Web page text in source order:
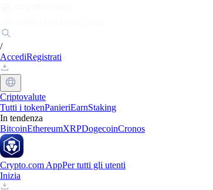
/
AccediRegistrati
Criptovalute
Tutti i tokenPanieriEarnStaking
In tendenza
BitcoinEthereumXRPDogecoinCronos
Crypto.com AppPer tutti gli utenti
Inizia